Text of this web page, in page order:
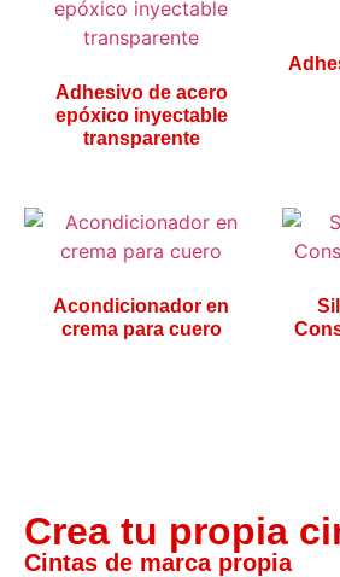
Adhesivo de acero
epóxico inyectable
transparente
Acondicionador en
crema para cuero
Crea tu propia
Cintas de marca propia